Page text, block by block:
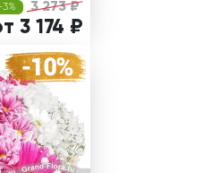
3% 3 273 ₽
3 174 ₽